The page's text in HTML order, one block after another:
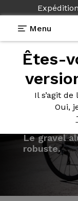
Menu
Êtes-
Il s’agit de
Oui,